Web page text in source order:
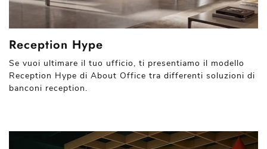
Reception Hype
Se vuoi ultimare il tuo ufficio, ti presentiamo il modello
Reception Hype di About Office tra differenti soluzioni di
banconi reception.